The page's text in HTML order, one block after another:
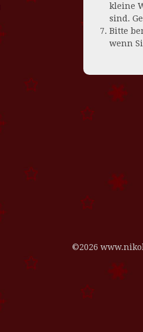
kleine
sind.
Bitte
wenn
©2026